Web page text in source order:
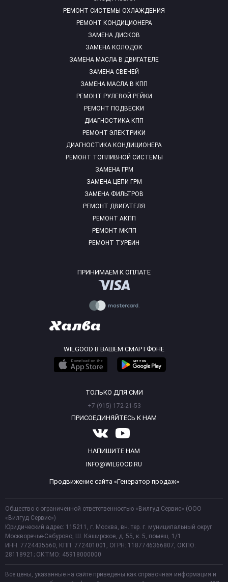
РЕМОНТ СИСТЕМЫ ОХЛАЖДЕНИЯ
РЕМОНТ КОНДИЦИОНЕРА
ЗАМЕНА ДИСКОВ
ЗАМЕНА КОЛОДОК
ЗАМЕНА МАСЛА В ДВИГАТЕЛЕ
ЗАМЕНА СВЕЧЕЙ
ЗАМЕНА МАСЛА В КПП
РЕМОНТ РУЛЕВОЙ РЕЙКИ
РЕМОНТ ПОДВЕСКИ
ДИАГНОСТИКА КПП
РЕМОНТ ЭЛЕКТРИКИ
ДИАГНОСТИКА КОНДИЦИОНЕРА
РЕМОНТ ТОПЛИВНОЙ СИСТЕМЫ
ЗАМЕНА ГРМ
ЗАМЕНА ЦЕПИ ГРМ
ЗАМЕНА ФИЛЬТРОВ
РЕМОНТ ДВИГАТЕЛЯ
РЕМОНТ АКПП
РЕМОНТ МКПП
РЕМОНТ ТУРБИН
ПРИНИМАЕМ К ОПЛАТЕ
WILGOOD В ВАШЕМ СМАРТФОНЕ
ТОЛЬКО ДЛЯ СМИ
+7 (915) 172-21-53
ПРИСОЕДИНЯЙТЕСЬ К НАМ
НАПИШИТЕ НАМ
INFO@WILGOOD.RU
Продвижение сайта «Генератор продаж»
Общество с ограниченной ответственностью «Вилгуд Сервис» (ООО
«Вилгуд Сервис»)
Юридический адрес: 115211, г. Москва, вн. тер. г. муниципальный округ
Москворечье-Сабурово, Ш. Каширское, д. 55, к. 5, помещ. 1/1.
ИНН: 7724435560, КПП: 772401001, ОГРН: 1187746366807, ОКПО:
28118921; ОКТМО: 45918000000
Все цены, указанные на сайте приведены как справочная информация и